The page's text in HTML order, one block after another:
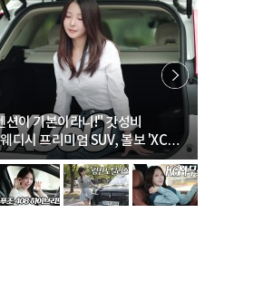
션이 기본이라니!" 갓성비
디시 프리미엄 SUV, 볼보 'XC60